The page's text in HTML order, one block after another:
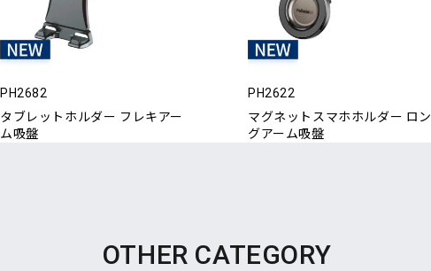
PH2682
タブレットホルダー フレキアー
ム吸盤
PH2622
マグネットスマホホルダー ロン
グアーム吸盤
OTHER CATEGORY